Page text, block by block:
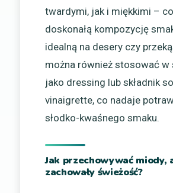
twardymi, jak i miękkimi –
doskonałą kompozycję
idealną na desery czy
można również stosować w
jako dressing lub składnik
vinaigrette, co nadaje
słodko-kwaśnego smaku.
Jak przechowywać miody,
zachowały świeżość?